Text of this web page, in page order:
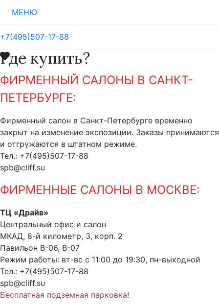
МЕНЮ
+7(495)507-17-88
Где купить?
ФИРМЕННЫЙ САЛОНЫ В САНКТ-
ПЕТЕРБУРГЕ:
Фирменный салон в Санкт-Петербурге временно
закрыт на изменение экспозиции. Заказы принимаются
и отгружаются в штатном режиме.
Тел.: +7(495)507-17-88
spb@cliff.su
ФИРМЕННЫЕ САЛОНЫ В МОСКВЕ:
ТЦ «Драйв»
Центральный офис и салон
МКАД, 8-й километр, 3, корп. 2
Павильон В-06, В-07
Режим работы: вт-вс с 11:00 до 19:30, пн-выходной
Тел.: +7(495)507-17-88
spb@cliff.su
Бесплатная подземная парковка!